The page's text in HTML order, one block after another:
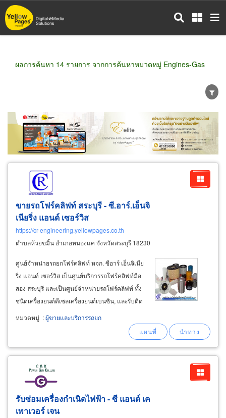
ข้าม
ไป
ผลการค้นหา 14 รายการ จากการค้นหาหมวดหมู่ Engines-Gas
ขายส่ง ขายปลีก ผู้ผลิต
ตัวแทนจัดจำหน่าย
ผู้ส่งออก/นำเข้า
ธุรกิจบริการ
ขายรถโฟร์คลิฟท์ สระบุรี - ซี.อาร์.เอ็นจิ
เนียริ่ง แอนด์ เซอร์วิส
https://cr-engineering.yellowpages.co.th
ตำบลห้วยขมิ้น อำเภอหนองแค จังหวัดสระบุรี 18230
ศูนย์จำหน่ายรถยกโฟร์คลิฟท์ หจก. ซีอาร์ เอ็นจิเนีย
ริ่ง แอนด์ เซอร์วิส เป็นศูนย์บริการรถโฟร์คลิฟท์มือ
สอง สระบุรี และเป็นศูนย์จำหน่ายรถโฟร์คลิฟท์ ทั้ง
ชนิดเครื่องยนต์ดีเซลเครื่องยนต์เบนซิน, และรับติด
ตั้งแก๊ส lpgให้กับโฟร์คลิฟท์ บริการโฟร์คลิฟท์ให้
เช่า บริการซ่อมรถยกโฟร์คลิฟท์ ซ่อมนอกสถานที่
ขายยางตันรับเปลี่ยนล้อยางตันรถยกโฟร์คลิฟท์
หมวดหมู่ :ผู้ขายและบริการรถยก
รับซ่อมเครื่องกำเนิดไฟฟ้า - ซี แอนด์ เค
เพาเวอร์ เจน